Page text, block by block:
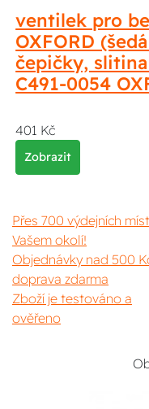
ventilek pro
OXFORD
čepičky,
C491-0054
401 Kč
Zobrazit
Přes 700 výdejních
Vašem okolí!
Objednávky nad 500
doprava zdarma
Zboží je testováno a
ověřeno